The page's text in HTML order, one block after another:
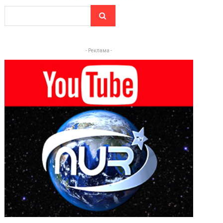
- Реклама -